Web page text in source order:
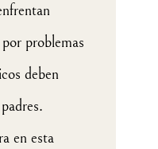
problemas
deben
en esta